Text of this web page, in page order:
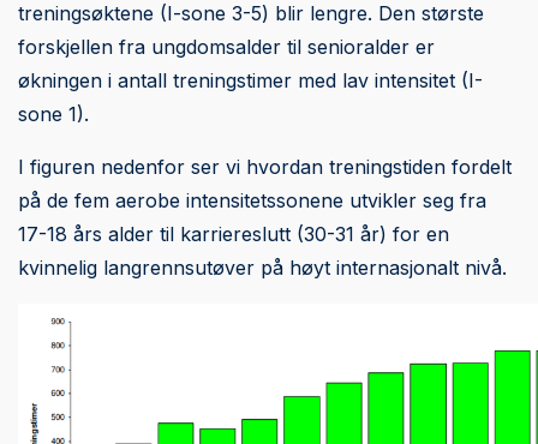
treningsøktene (I-sone 3-5) blir lengre. Den største
forskjellen fra ungdomsalder til senioralder er
økningen i antall treningstimer med lav intensitet (I-
sone 1).
I figuren nedenfor ser vi hvordan treningstiden fordelt
på de fem aerobe intensitetssonene utvikler seg fra
17-18 års alder til karriereslutt (30-31 år) for en
kvinnelig langrennsutøver på høyt internasjonalt nivå.